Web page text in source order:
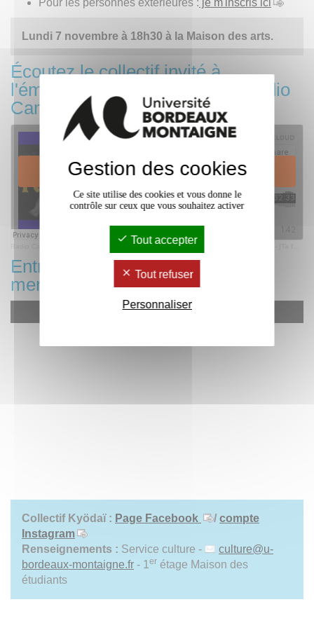
Lundi 7 novembre à 18h30 à la Maison des arts.
Écoutez le collectif invité à
l'émissions Café Campus de Radio
Campus
[Café Campus] Intervew - Le collectif Kyôdaï : Verset I - [Ta famille tu aimeras]
Entretien avec Sarah Caillaud,
membre du collectif Kyôdaï
YouTube est désactivé. Accepter
Collectif Kyödaï : Page Facebook / compte
Instagram
Renseignements : Service culture - culture@u-
bordeaux-montaigne.fr - 1 er étage Maison des
étudiants
Gestion des cookies
Ce site utilise des cookies et vous donne le
contrôle sur ceux que vous souhaitez activer
Tout accepter
Tout refuser
Personnaliser